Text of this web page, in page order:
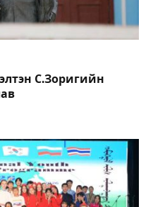
С.Зоригийн